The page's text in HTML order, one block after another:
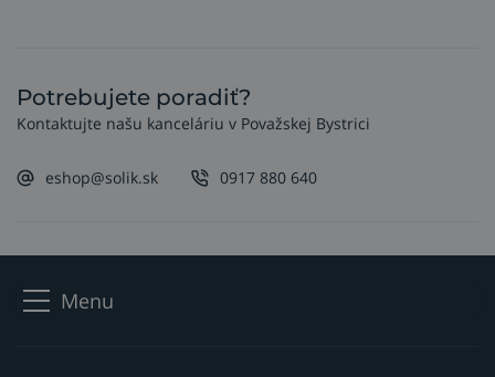
Potrebujete poradiť?
Kontaktujte našu kanceláriu v Považskej Bystrici
eshop@solik.sk 0917 880 640
Menu